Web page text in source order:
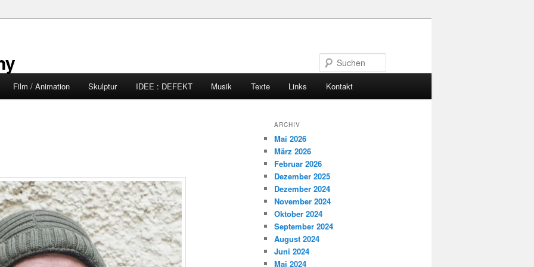
Film / Animation Skulptur IDEE : DEFEKT Musik Texte Links Kontakt
ARCHIV
Mai 2026
März 2026
Februar 2026
Dezember 2025
Dezember 2024
November 2024
Oktober 2024
September 2024
August 2024
Juni 2024
Mai 2024